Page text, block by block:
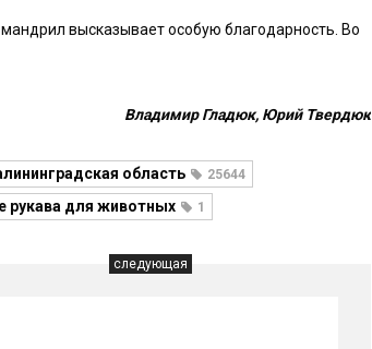
высказывает особую благодарность. Во
Владимир Гладюк, Юрий Твердюк
область 25644
рукава для животных 1
следующая